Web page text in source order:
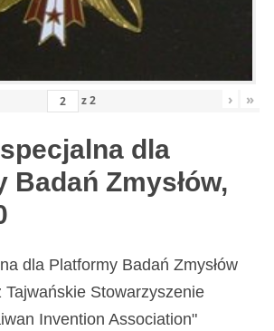
z2 › »
dla
Badań Zmysłów,
dla Platformy Badań Zmysłów
Tajwańskie Stowarzyszenie
Invention Association"